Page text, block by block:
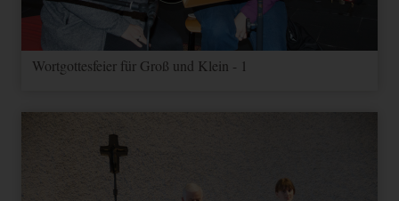
Wortgottesfeier für Groß und Klein - 1